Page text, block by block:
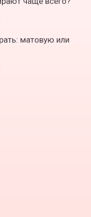
матовую или